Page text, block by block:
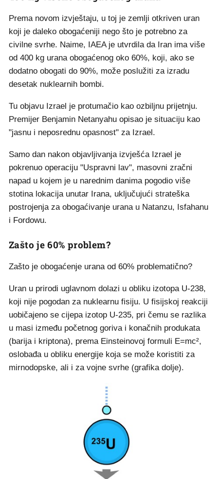
Prema novom izvještaju, u toj je zemlji otkriven uran
koji je daleko obogaćeniji nego što je potrebno za
civilne svrhe. Naime, IAEA je utvrdila da Iran ima više
od 400 kg urana obogaćenog oko 60%, koji, ako se
dodatno obogati do 90%, može poslužiti za izradu
desetak nuklearnih bombi.
Tu objavu Izrael je protumačio kao ozbiljnu prijetnju.
Premijer Benjamin Netanyahu opisao je situaciju kao
"jasnu i neposrednu opasnost" za Izrael.
Samo dan nakon objavljivanja izvješća Izrael je
pokrenuo operaciju "Uspravni lav", masovni zračni
napad u kojem je u narednim danima pogodio više
stotina lokacija unutar Irana, uključujući strateška
postrojenja za obogaćivanje urana u Natanzu, Isfahanu
i Fordowu.
Zašto je 60% problem?
Zašto je obogaćenje urana od 60% problematično?
Uran u prirodi uglavnom dolazi u obliku izotopa U-238,
koji nije pogodan za nuklearnu fisiju. U fisijskoj reakciji
uobičajeno se cijepa izotop U-235, pri čemu se razlika
u masi između početnog goriva i konačnih produkata
(barija i kriptona), prema Einsteinovoj formuli E=mc²,
oslobađa u obliku energije koja se može koristiti za
mirnodopske, ali i za vojne svrhe (grafika dolje).